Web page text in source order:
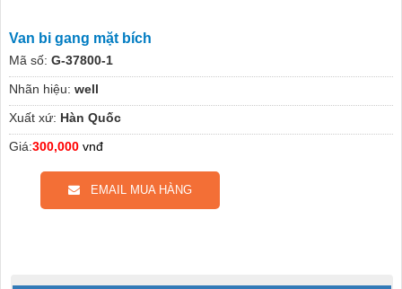
Van bi gang mặt bích
Mã số: G-37800-1
Nhãn hiệu: well
Xuất xứ: Hàn Quốc
Giá:300,000 vnđ
EMAIL MUA HÀNG